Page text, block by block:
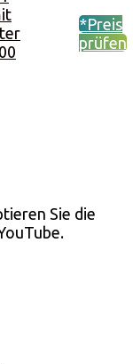
*Preis
prüfen
Sie die